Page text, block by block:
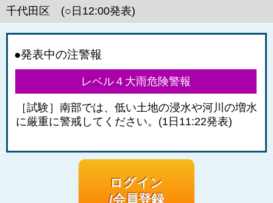
千代田区 (○日12:00発表)
●発表中の注警報
レベル４大雨危険警報
［試験］南部では、低い土地の浸水や河川の増水
に厳重に警戒してください。(1日11:22発表)
ログイン
/会員登録